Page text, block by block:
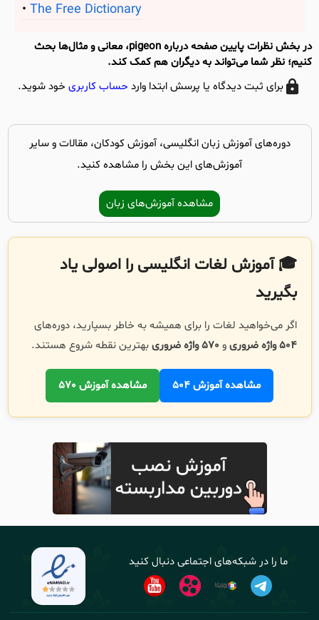
The Free Dictionary
در بخش نظرات پایین صفحه درباره pigeon، معانی و مثال‌ها بحث
کنیم؛ نظر شما می‌تواند به دیگران هم کمک کند.
برای ثبت دیدگاه یا پرسش ابتدا وارد حساب کاربری خود شوید.
دوره‌های آموزش زبان انگلیسی، آموزش کودکان، مقالات و سایر
آموزش‌های این بخش را مشاهده کنید.
مشاهده آموزش‌های زبان
🎓 آموزش لغات انگلیسی را اصولی یاد
بگیرید
اگر می‌خواهید لغات را برای همیشه به خاطر بسپارید، دوره‌های
504 واژه ضروری
و 570 واژه ضروری بهترین نقطه شروع هستند.
مشاهده آموزش 504 مشاهده آموزش 570
ما را در شبکه‌های اجتماعی دنبال کنید